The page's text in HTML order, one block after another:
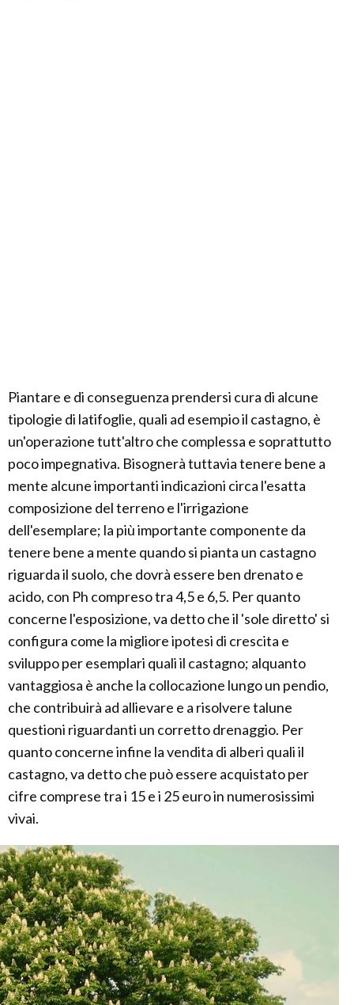
Piantare e di conseguenza prendersi cura di alcune
tipologie di latifoglie, quali ad esempio il castagno, è
un'operazione tutt'altro che complessa e soprattutto
poco impegnativa. Bisognerà tuttavia tenere bene a
mente alcune importanti indicazioni circa l'esatta
composizione del terreno e l'irrigazione
dell'esemplare; la più importante componente da
tenere bene a mente quando si pianta un castagno
riguarda il suolo, che dovrà essere ben drenato e
acido, con Ph compreso tra 4,5 e 6,5. Per quanto
concerne l'esposizione, va detto che il 'sole diretto' si
configura come la migliore ipotesi di crescita e
sviluppo per esemplari quali il castagno; alquanto
vantaggiosa è anche la collocazione lungo un pendio,
che contribuirà ad allievare e a risolvere talune
questioni riguardanti un corretto drenaggio. Per
quanto concerne infine la vendita di alberi quali il
castagno, va detto che può essere acquistato per
cifre comprese tra i 15 e i 25 euro in numerosissimi
vivai.